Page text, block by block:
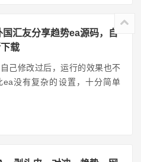
汇友分享趋势ea源码，自
载
己修改过后，运行的效果也不
没有复杂的设置，十分简单